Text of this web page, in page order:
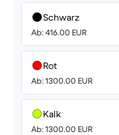
Schwarz
Ab: 416.00 EUR
Rot
Ab: 1300.00 EUR
Kalk
Ab: 1300.00 EUR